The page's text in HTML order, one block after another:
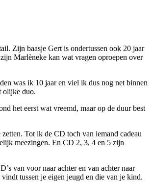
Zijn baasje Gert is ondertussen ook 20 jaar
Marlèneke kan wat vragen oproepen over
was ik 10 jaar en viel ik dus nog net binnen
olijke duo.
het eerst wat vreemd, maar op de duur best
Tot ik de CD toch van iemand cadeau
meezingen. En CD 2, 3, 4 en 5 zijn
van voor naar achter en van achter naar
tussen je eigen jeugd en die van je kind.